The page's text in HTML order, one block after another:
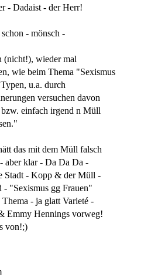
- Dadaist - der Herr!
- mönsch -
(nicht!), wieder mal
wie beim Thema "Sexismus
u.a. durch
versuchen davon
einfach irgend n Müll
das mit dem Müll falsch
aber klar - Da Da Da -
Stadt - Kopp & der Müll -
- "Sexismus gg Frauen"
- ja glatt Varieté -
Emmy Hennings vorweg!
von!;)